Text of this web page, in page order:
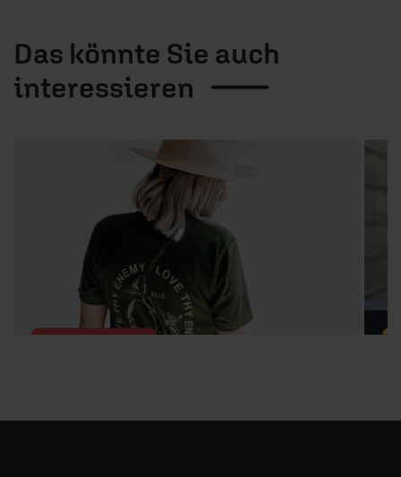
Das könnte Sie auch
interessieren